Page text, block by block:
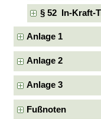
§ 52 In-Kraft-
Anlage 1
Anlage 2
Anlage 3
Fußnoten